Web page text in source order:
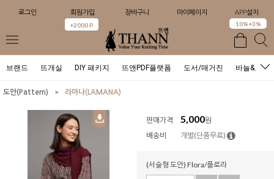
로그인 회원가입
+2000 P
장바구니 마이페이지 APP설치
10%+3%
브랜드 뜨개실 DIY 패키지 뜨앤PDF플랫폼 도서/매거진 바늘&도구
도안(Pattern) > 라마나(LAMANA)
판매가격 5,000원
배송비
개별(단품무료)
(서술형 도안) Flora/플로라